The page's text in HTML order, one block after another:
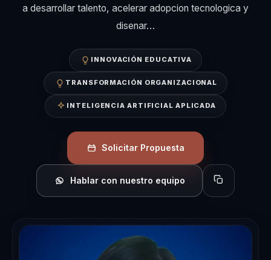
a desarrollar talento, acelerar adopcion tecnologica y
disenar…
INNOVACIÓN EDUCATIVA
TRANSFORMACIÓN ORGANIZACIONAL
INTELIGENCIA ARTIFICIAL APLICADA
Solicitar Propuesta
Hablar con nuestro equipo Copiar perfil